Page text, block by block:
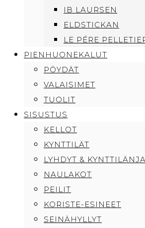
IB LAURSEN
ELDSTICKAN
LE PÉRE
PIENHUONEKALUT
PÖYDÄT
VALAISIMET
TUOLIT
SISUSTUS
KELLOT
KYNTTILÄT
LYHDYT &
NAULAKOT
PEILIT
KORISTE-ESINEET
SEINÄHYLLYT